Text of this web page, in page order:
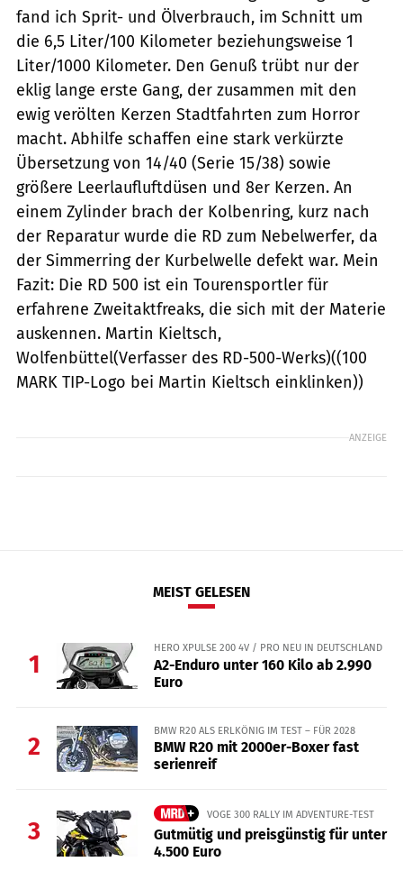
fand ich Sprit- und Ölverbrauch, im Schnitt um
die 6,5 Liter/100 Kilometer beziehungsweise 1
Liter/1000 Kilometer. Den Genuß trübt nur der
eklig lange erste Gang, der zusammen mit den
ewig verölten Kerzen Stadtfahrten zum Horror
macht. Abhilfe schaffen eine stark verkürzte
Übersetzung von 14/40 (Serie 15/38) sowie
größere Leerlaufluftdüsen und 8er Kerzen. An
einem Zylinder brach der Kolbenring, kurz nach
der Reparatur wurde die RD zum Nebelwerfer, da
der Simmerring der Kurbelwelle defekt war. Mein
Fazit: Die RD 500 ist ein Tourensportler für
erfahrene Zweitaktfreaks, die sich mit der Materie
auskennen. Martin Kieltsch,
Wolfenbüttel(Verfasser des RD-500-Werks)((100
MARK TIP-Logo bei Martin Kieltsch einklinken))
ANZEIGE
MEIST GELESEN
1
HERO XPULSE 200 4V / PRO NEU IN DEUTSCHLAND
A2-Enduro unter 160 Kilo ab 2.990
Euro
2
BMW R20 ALS ERLKÖNIG IM TEST – FÜR 2028
BMW R20 mit 2000er-Boxer fast
serienreif
3
VOGE 300 RALLY IM ADVENTURE-TEST
Gutmütig und preisgünstig für unter
4.500 Euro